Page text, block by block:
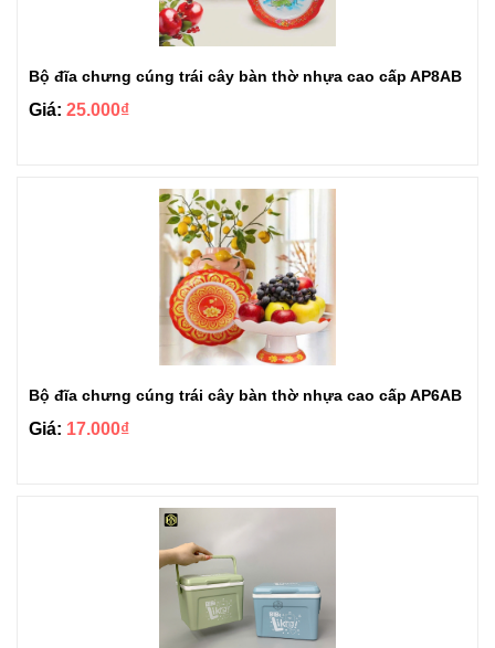
Bộ đĩa chưng cúng trái cây bàn thờ nhựa cao cấp AP8AB
Giá: 25.000₫
Bộ đĩa chưng cúng trái cây bàn thờ nhựa cao cấp AP6AB
Giá: 17.000₫